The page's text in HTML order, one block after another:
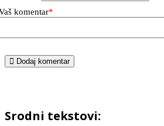
komentar*
Dodaj komentar
Srodni tekstovi: